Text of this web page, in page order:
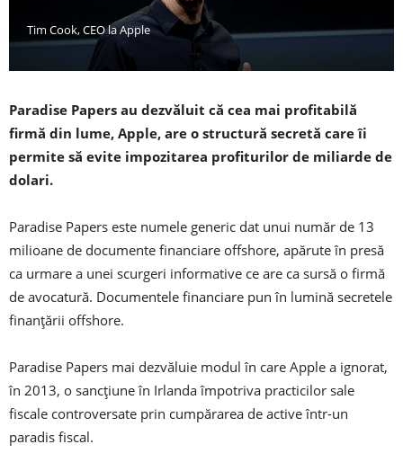
Tim Cook, CEO la Apple
Paradise Papers au dezvăluit că cea mai profitabilă
firmă din lume, Apple, are o structură secretă care îi
permite să evite impozitarea profiturilor de miliarde de
dolari.
Paradise Papers este numele generic dat unui număr de 13
milioane de documente financiare offshore, apărute în presă
ca urmare a unei scurgeri informative ce are ca sursă o firmă
de avocatură. Documentele financiare pun în lumină secretele
finanțării offshore.
Paradise Papers mai dezvăluie modul în care Apple a ignorat,
în 2013, o sancțiune în Irlanda împotriva practicilor sale
fiscale controversate prin cumpărarea de active într-un
paradis fiscal.